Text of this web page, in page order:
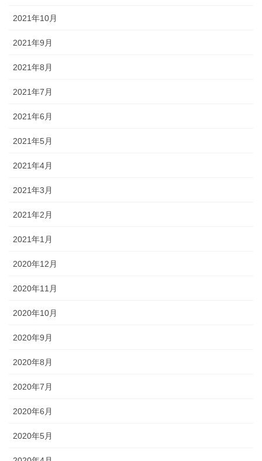
2021年10月
2021年9月
2021年8月
2021年7月
2021年6月
2021年5月
2021年4月
2021年3月
2021年2月
2021年1月
2020年12月
2020年11月
2020年10月
2020年9月
2020年8月
2020年7月
2020年6月
2020年5月